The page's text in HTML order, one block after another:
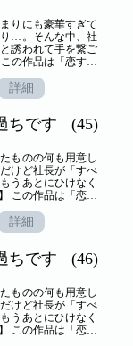
りにも豪華すぎて
…。そんな中、社
誘われて手を繋ご
の作品は「恋する
詳細
ちです (45)
ものの何も用意し
けど社長が「すべ
うあとにひけなく
この作品は「恋す
詳細
ちです (46)
ものの何も用意し
けど社長が「すべ
うあとにひけなく
この作品は「恋す